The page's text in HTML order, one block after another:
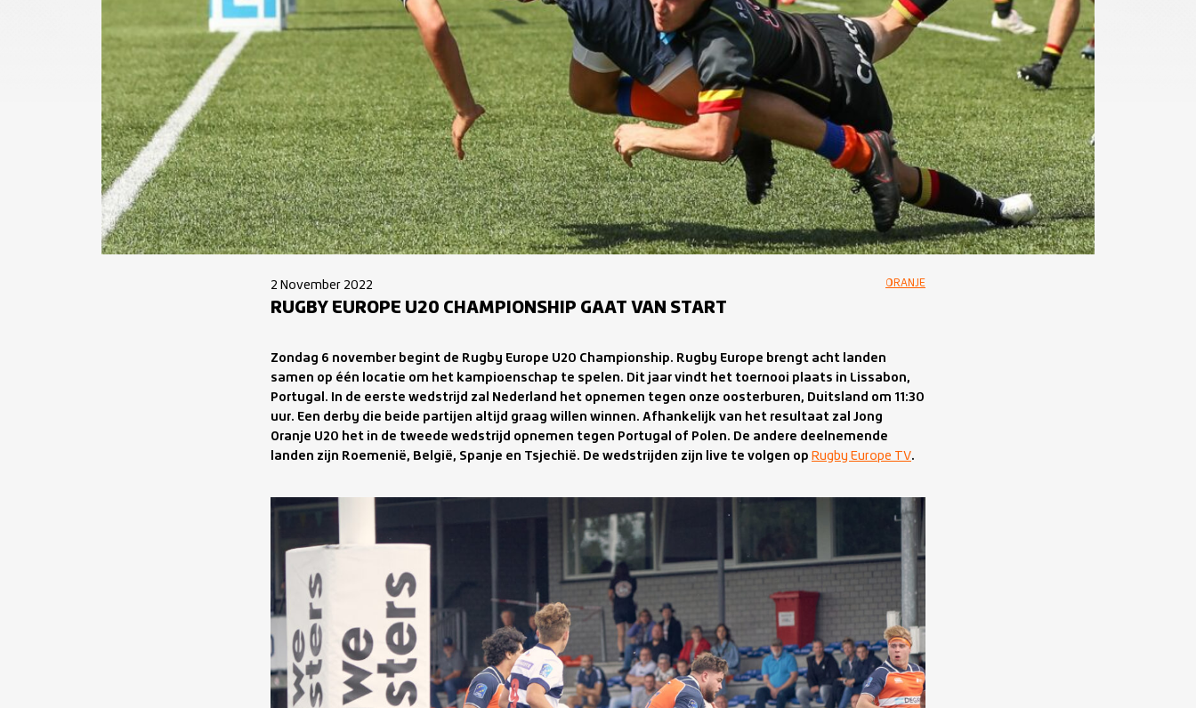
2 November 2022 ORANJE
RUGBY EUROPE U20 CHAMPIONSHIP GAAT VAN START
Zondag 6 november begint de Rugby Europe U20 Championship. Rugby Europe brengt acht landen
samen op één locatie om het kampioenschap te spelen. Dit jaar vindt het toernooi plaats in Lissabon,
Portugal. In de eerste wedstrijd zal Nederland het opnemen tegen onze oosterburen, Duitsland om 11:30
uur. Een derby die beide partijen altijd graag willen winnen. Afhankelijk van het resultaat zal Jong
Oranje U20 het in de tweede wedstrijd opnemen tegen Portugal of Polen. De andere deelnemende
landen zijn Roemenië, België, Spanje en Tsjechië. De wedstrijden zijn live te volgen op Rugby Europe TV.